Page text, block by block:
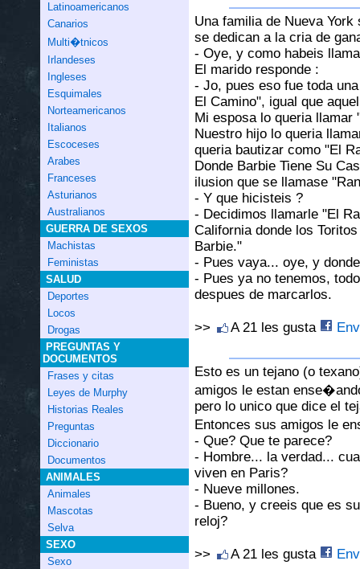
Latinoamericanos
Canarios
Multi�tnicos
Irlandeses
Ingleses
Esquimales
Norteamericanos
Italianos
Escoceses
Arabes
Franceses
Asturianos
Australianos
GUERRA DE SEXOS
Machistas
Feministas
SALUD
Deportes
Locos
Drogas
PREGUNTAS Y
DOCUMENTOS
Frases y citas
Leyes de Murphy
Historias Reales
Preguntas
Diccionario
Documentos
ANIMALES
Animales
Mascotas
Selva
SEXO
Sexo
Una familia de Nueva
se dedican a la cria de
- Oye, y como habeis
El marido responde :
- Jo, pues eso fue toda
El Camino", igual que
Mi esposa lo queria llamar
Nuestro hijo lo queria
queria bautizar como "El
Donde Barbie Tiene Su
ilusion que se llamase
- Y que hicisteis ?
- Decidimos llamarle "El
California donde los
Barbie."
- Pues vaya... oye, y
- Pues ya no tenemos,
despues de marcarlos.
>> A 21 les gusta
Esto es un tejano (o
amigos le estan
pero lo unico que dice el
Entonces sus amigos le
- Que? Que te parece?
- Hombre... la verdad...
viven en Paris?
- Nueve millones.
- Bueno, y creeis que es
reloj?
>> A 21 les gusta